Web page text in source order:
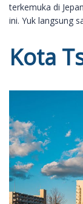
terkemuka di
ini. Yuk langsung
Kota